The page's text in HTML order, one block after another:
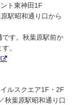
ト東神田1F
駅昭和通り口から
す。秋葉原駅前か
。
ルスクエア1F・2F
秋葉原駅昭和通り口